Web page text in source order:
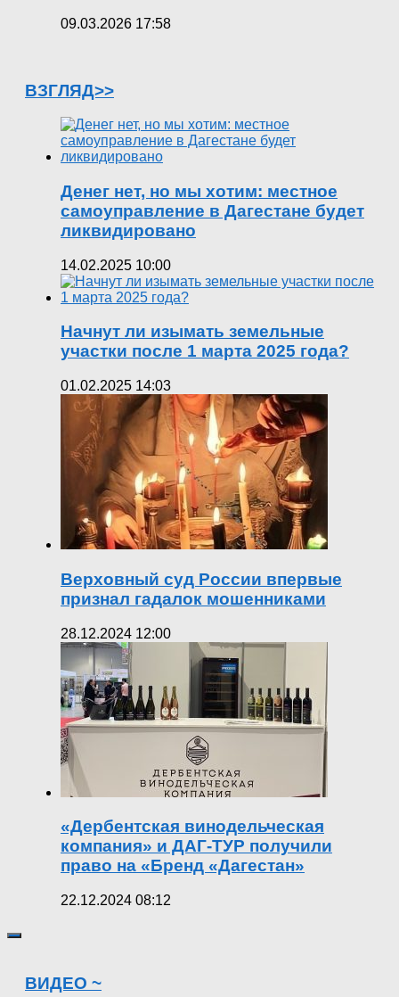
09.03.2026 17:58
ВЗГЛЯД>>
Денег нет, но мы хотим: местное
самоуправление в Дагестане будет
ликвидировано
14.02.2025 10:00
Начнут ли изымать земельные
участки после 1 марта 2025 года?
01.02.2025 14:03
Верховный суд России впервые
признал гадалок мошенниками
28.12.2024 12:00
«Дербентская винодельческая
компания» и ДАГ-ТУР получили
право на «Бренд «Дагестан»
22.12.2024 08:12
ВИДЕО ~